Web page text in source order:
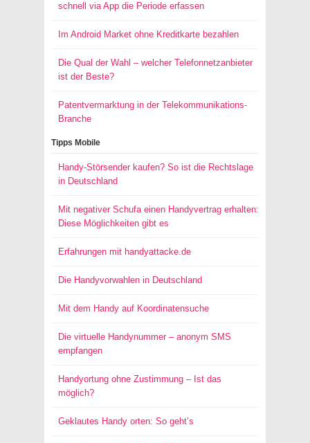
schnell via App die Periode erfassen
Im Android Market ohne Kreditkarte bezahlen
Die Qual der Wahl – welcher Telefonnetzanbieter
ist der Beste?
Patentvermarktung in der Telekommunikations-
Branche
Tipps Mobile
Handy-Störsender kaufen? So ist die Rechtslage
in Deutschland
Mit negativer Schufa einen Handyvertrag erhalten:
Diese Möglichkeiten gibt es
Erfahrungen mit handyattacke.de
Die Handyvorwahlen in Deutschland
Mit dem Handy auf Koordinatensuche
Die virtuelle Handynummer – anonym SMS
empfangen
Handyortung ohne Zustimmung – Ist das
möglich?
Geklautes Handy orten: So geht’s